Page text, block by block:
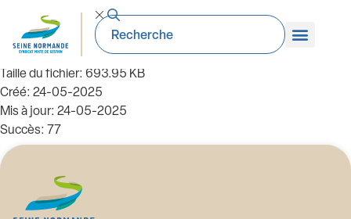
99_DE-2022 11 02 Modification tableau
effectifs (1)
Taille du fichier: 693.95 KB
Créé: 24-05-2025
Mis à jour: 24-05-2025
Succès: 77